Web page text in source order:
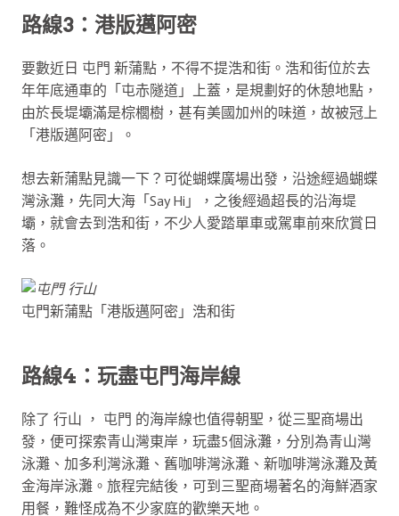
路線3：港版邁阿密
要數近日 屯門 新蒲點，不得不提浩和街。浩和街位於去
年年底通車的「屯赤隧道」上蓋，是規劃好的休憩地點，
由於長堤壩滿是棕櫚樹，甚有美國加州的味道，故被冠上
「港版邁阿密」。
想去新蒲點見識一下？可從蝴蝶廣場出發，沿途經過蝴蝶
灣泳灘，先同大海「Say Hi」，之後經過超長的沿海堤
壩，就會去到浩和街，不少人愛踏單車或駕車前來欣賞日
落。
屯門新蒲點「港版邁阿密」浩和街
路線4：玩盡屯門海岸線
除了 行山 ， 屯門 的海岸線也值得朝聖，從三聖商場出
發，便可探索青山灣東岸，玩盡5個泳灘，分別為青山灣
泳灘、加多利灣泳灘、舊咖啡灣泳灘、新咖啡灣泳灘及黃
金海岸泳灘。旅程完結後，可到三聖商場著名的海鮮酒家
用餐，難怪成為不少家庭的歡樂天地。